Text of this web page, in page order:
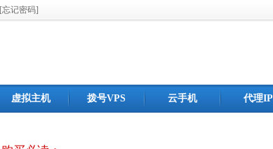
[忘记密码]
虚拟主机 拨号VPS 云手机 代理IP